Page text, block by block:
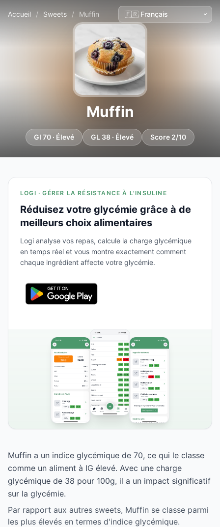
Accueil / Sweets / Muffin
Muffin
GI 70 · Élevé GL 38 · Élevé Score 2/10
LOGI · GÉRER LA RÉSISTANCE À L'INSULINE
Réduisez votre glycémie grâce à de
meilleurs choix alimentaires
Logi analyse vos repas, calcule la charge glycémique
en temps réel et vous montre exactement comment
chaque ingrédient affecte votre glycémie.
Muffin a un indice glycémique de 70, ce qui le classe
comme un aliment à IG élevé. Avec une charge
glycémique de 38 pour 100g, il a un impact significatif
sur la glycémie.
Par rapport aux autres sweets, Muffin se classe parmi
les plus élevés en termes d'indice glycémique.